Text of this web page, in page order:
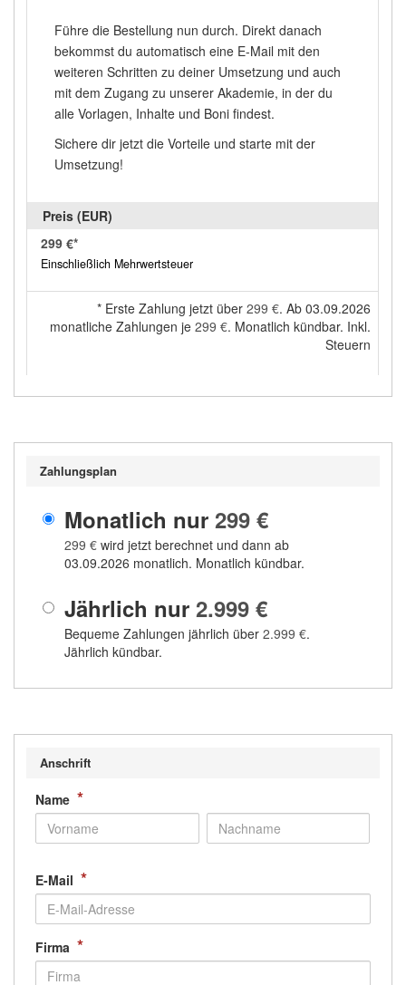
Führe die Bestellung nun durch. Direkt danach
bekommst du automatisch eine E-Mail mit den
weiteren Schritten zu deiner Umsetzung und auch
mit dem Zugang zu unserer Akademie, in der du
alle Vorlagen, Inhalte und Boni findest.
Sichere dir jetzt die Vorteile und starte mit der
Umsetzung!
299 €*
Einschließlich Mehrwertsteuer
* Erste Zahlung jetzt über299 €. Ab 03.09.2026
monatliche Zahlungen je299 €. Monatlich kündbar. Inkl.
Steuern
Zahlungsplan
Monatlich nur299 €
299 € wird jetzt berechnet und dann ab
03.09.2026 monatlich. Monatlich kündbar.
Jährlich nur2.999 €
Bequeme Zahlungen jährlich über2.999 €.
Jährlich kündbar.
Anschrift
Name *
E-Mail *
Firma *